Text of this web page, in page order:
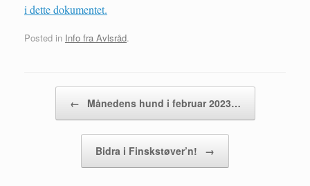
i dette dokumentet.
Posted in Info fra Avlsråd.
← Månedens hund i februar 2023…
Bidra i Finskstøver’n! →